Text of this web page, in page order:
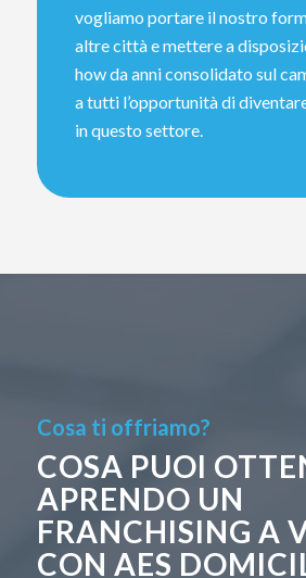
vogliamo portare il nostro
altre città e mettere a
how da anni consolidato sul
a tutti l’opportunità di
in questo settore.
Cosa ti offriamo?
COSA PUOI
APRENDO UN
FRANCHISING A
CON AES